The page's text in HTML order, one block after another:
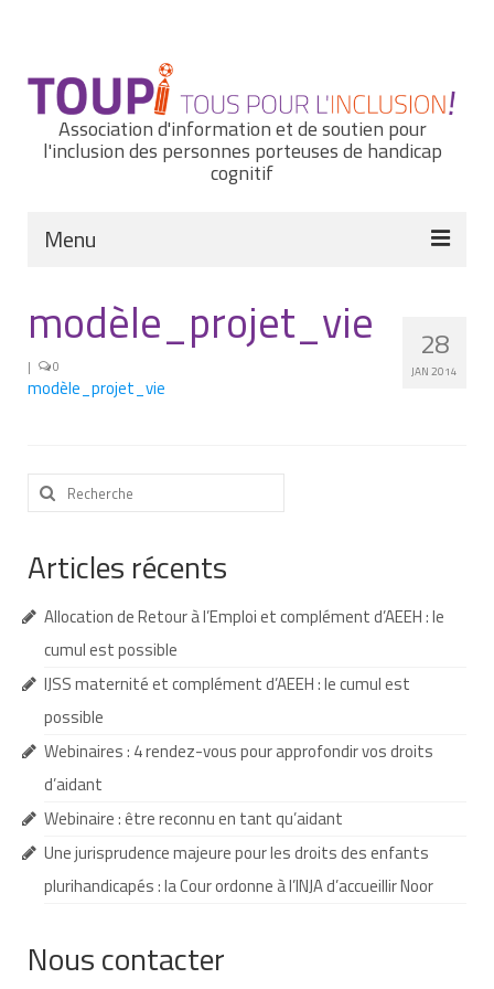
Association d'information et de soutien pour
l'inclusion des personnes porteuses de handicap
cognitif
Menu
Actualités
Nous connaître
Notre histoire
Notre équipe
Nos partenaires
Nos livres
Nos livres adaptés
Soins bucco-dentaires
Les troubles sensoriels
Aide aux démarches
Dossier MDPH
Projet de vie
Taux de handicap et carte d’invalidité
28
JAN 2014
modèle_projet_vie
| 0
modèle_projet_vie
Rechercher
:
Articles récents
Allocation de Retour à l’Emploi et complément d’AEEH : le
cumul est possible
IJSS maternité et complément d’AEEH : le cumul est
possible
Webinaires : 4 rendez-vous pour approfondir vos droits
d’aidant
Webinaire : être reconnu en tant qu’aidant
Une jurisprudence majeure pour les droits des enfants
plurihandicapés : la Cour ordonne à l’INJA d’accueillir Noor
Nous contacter